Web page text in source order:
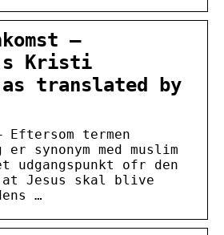
–
Kristi
as translated by
termen
synonym med muslim
udgangspunkt ofr den
Jesus skal blive
…